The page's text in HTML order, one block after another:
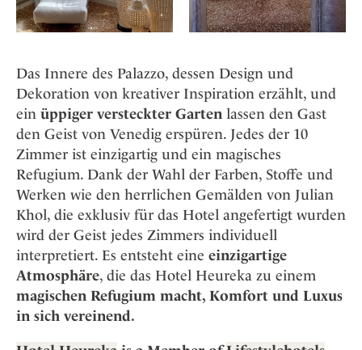
Das Innere des Palazzo, dessen Design und
Dekoration von kreativer Inspiration erzählt, und
ein üppiger versteckter Garten lassen den Gast
den Geist von Venedig erspüren. Jedes der 10
Zimmer ist einzigartig und ein magisches
Refugium. Dank der Wahl der Farben, Stoffe und
Werken wie den herrlichen Gemälden von Julian
Khol, die exklusiv für das Hotel angefertigt wurden
wird der Geist jedes Zimmers individuell
interpretiert. Es entsteht eine einzigartige
Atmosphäre, die das Hotel Heureka zu einem
magischen Refugium macht, Komfort und Luxus
in sich vereinend.